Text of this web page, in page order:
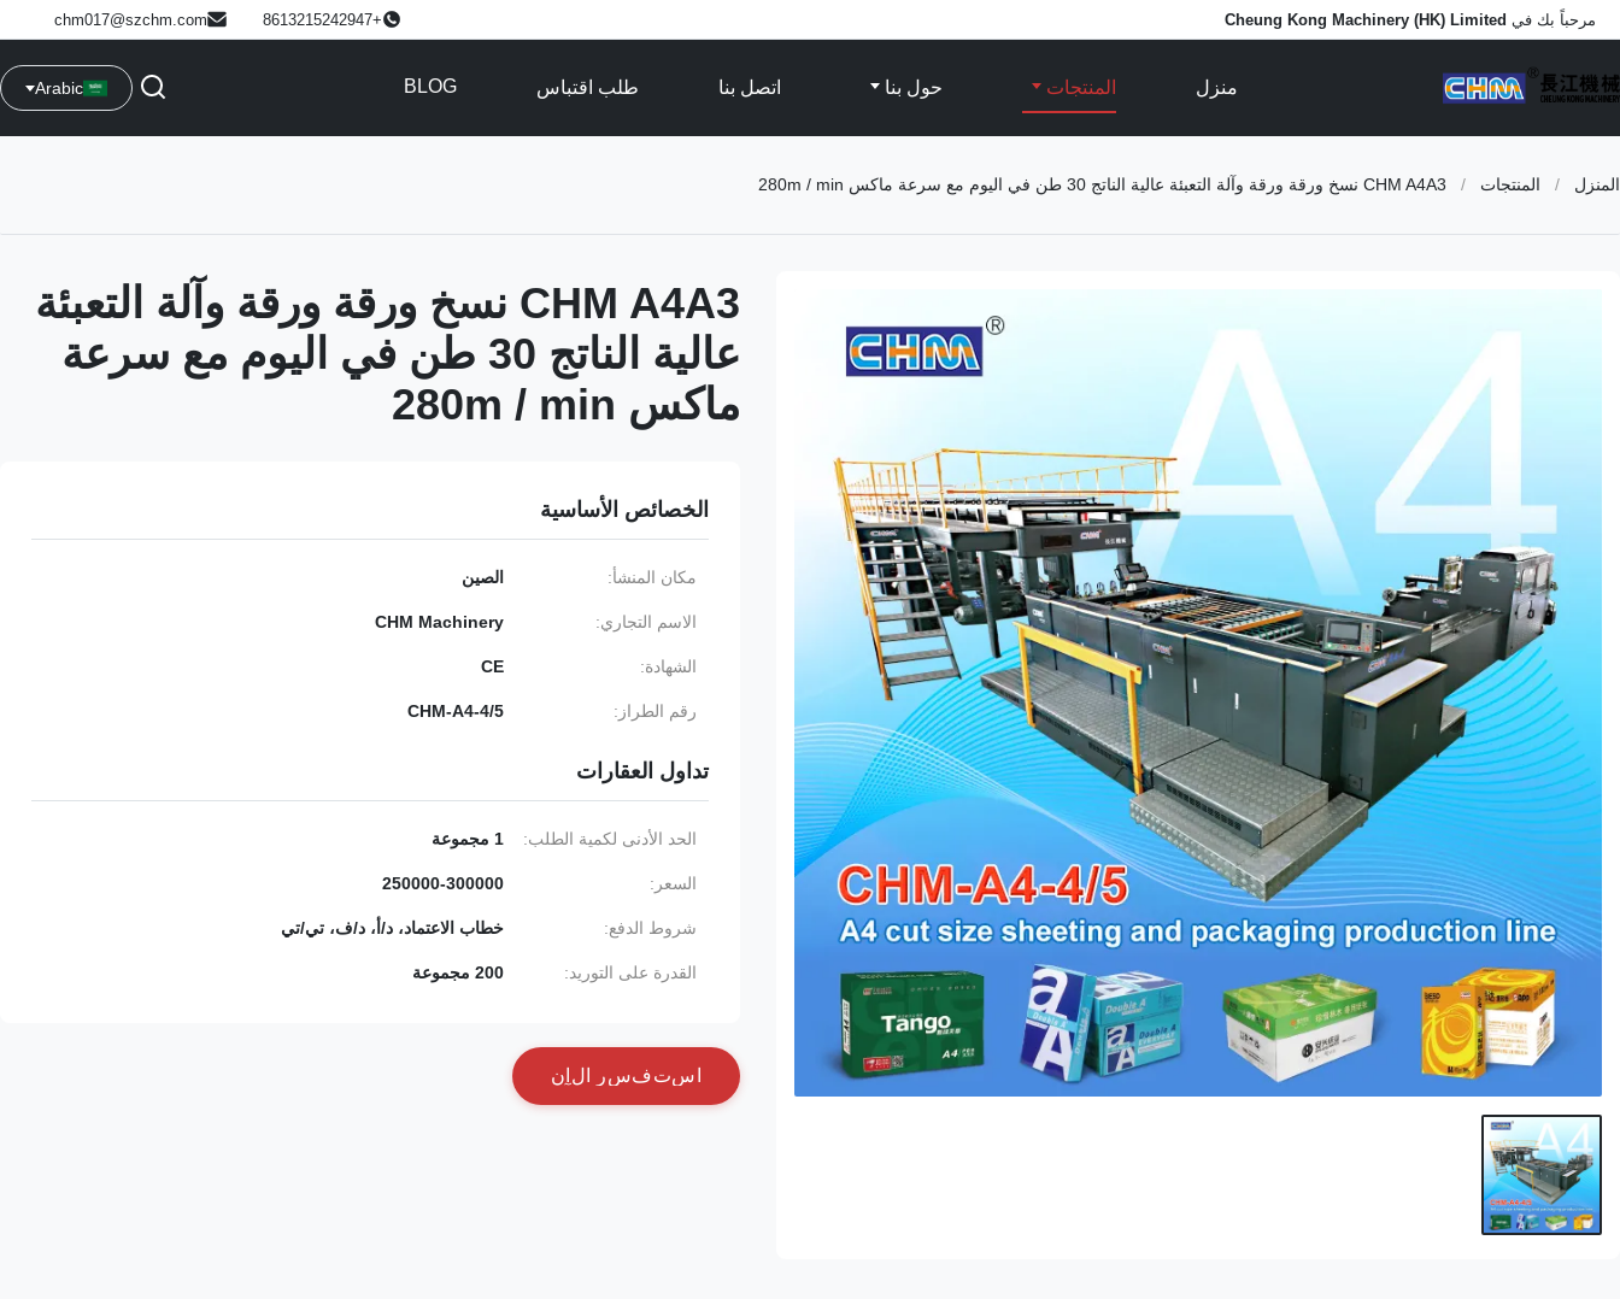
مرحباً بك في Cheung Kong Machinery (HK) Limited
+8613215242947
chm017@szchm.com
منزل المنتجات حول بنا اتصل بنا طلب اقتباس BLOG
Arabic
المنزل / المنتجات / CHM A4A3 نسخ ورقة ورقة وآلة التعبئة عالية الناتج 30 طن في اليوم مع سرعة ماكس 280m / min
CHM A4A3 نسخ ورقة ورقة وآلة التعبئة
عالية الناتج 30 طن في اليوم مع سرعة
ماكس 280m / min
الخصائص الأساسية
مكان المنشأ: الصين
الاسم التجاري: CHM Machinery
الشهادة: CE
رقم الطراز: CHM-A4-4/5
تداول العقارات
الحد الأدنى لكمية الطلب: 1 مجموعة
السعر: 250000-300000
شروط الدفع: خطاب الاعتماد، د/أ، د/ف، تي/تي
القدرة على التوريد: 200 مجموعة
ستفسر ل ن